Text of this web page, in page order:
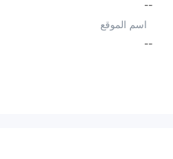
--
اسم الموقع
--